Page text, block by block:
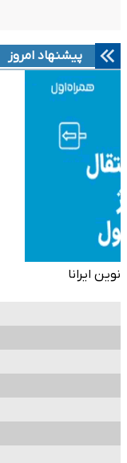
پیشنهاد امروز
نوین ایرانا